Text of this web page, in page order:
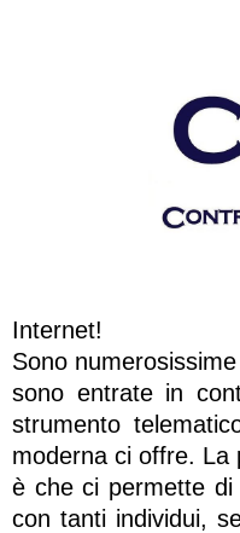
Internet!
Sono
sono entrate in
strumento
moderna ci offre. La
è che ci permette
con tanti individui,